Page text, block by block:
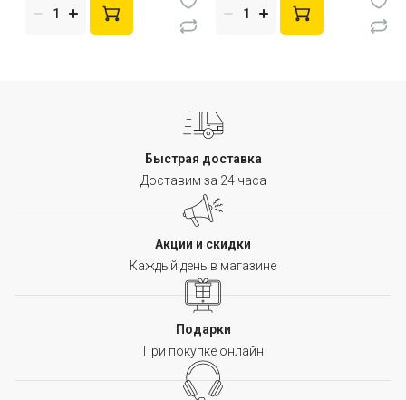
Быстрая доставка
Доставим за 24 часа
Акции и скидки
Каждый день в магазине
Подарки
При покупке онлайн